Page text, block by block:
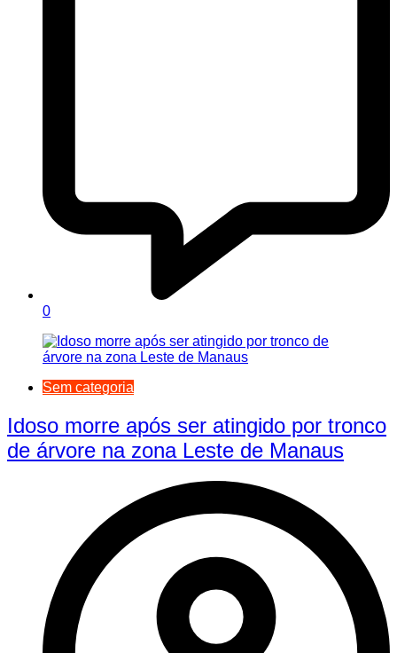
0
Sem categoria
Idoso morre após ser atingido por tronco
de árvore na zona Leste de Manaus